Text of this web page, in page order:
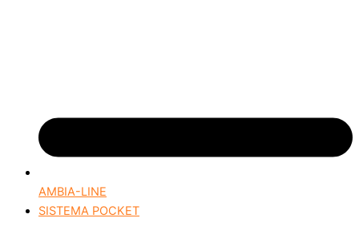
AMBIA-LINE
SISTEMA POCKET